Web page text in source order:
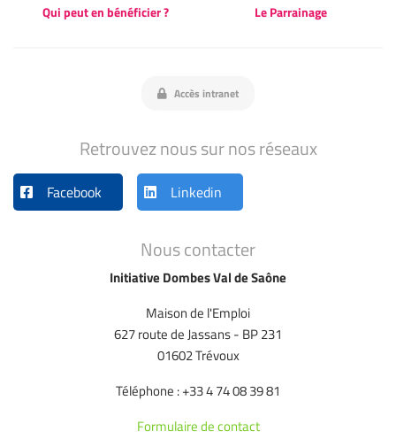
Nous contacter
Initiative Dombes Val de Saône
Maison de l'Emploi
627 route de Jassans - BP 231
01602 Trévoux
Téléphone : +33 4 74 08 39 81
Formulaire de contact
Qui peut en bénéficier ?
Le Parrainage
Accès intranet
Retrouvez nous sur nos réseaux
Facebook Linkedin